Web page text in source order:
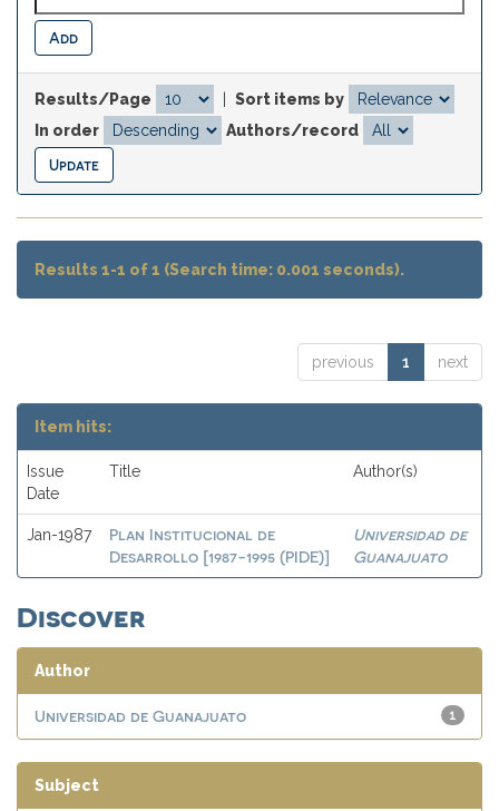
Results/Page
Sort items by
In order
Authors/record
Results 1-1 of 1 (Search time: 0.001 seconds).
previous 1 next
Item hits:
Issue
Date
Title Author(s)
Jan-1987
Plan Institucional de
Desarrollo [1987-1995 (PIDE)]
Universidad de
Guanajuato
Discover
Author
1
Universidad de Guanajuato
Subject